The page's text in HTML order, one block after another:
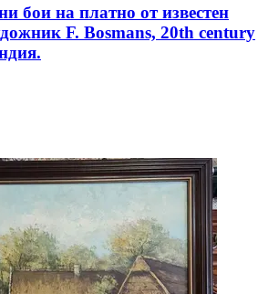
бои на платно от известен
F. Bosmans, 20th century